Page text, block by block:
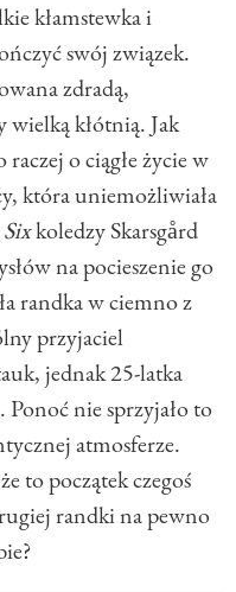
kłamstewka i
swój związek.
zdradą,
wielką kłótnią. Jak
o ciągłe życie w
która uniemożliwiała
koledzy Skarsgård
na pocieszenie go
randka w ciemno z
przyjaciel
jednak 25-latka
Ponoć nie sprzyjało to
atmosferze.
to początek czegoś
randki na pewno